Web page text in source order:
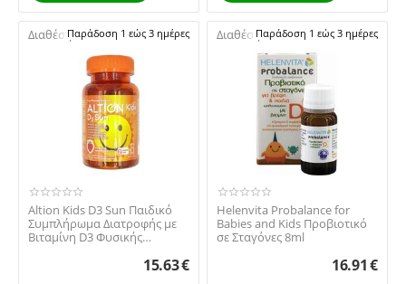
Διαθέσιμο:Παράδοση 1 εώς 3 ημέρες
Altion Kids D3 Sun Παιδικό
Συμπλήρωμα Διατροφής με
Βιταμίνη D3 Φυσικής
15.63€
Διαθέσιμο:Παράδοση 1 εώς 3 ημέρες
Helenvita Probalance for
Babies and Kids Προβιοτικό
σε Σταγόνες 8ml
16.91€